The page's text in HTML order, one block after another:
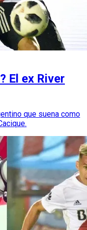
El ex River
que suena como